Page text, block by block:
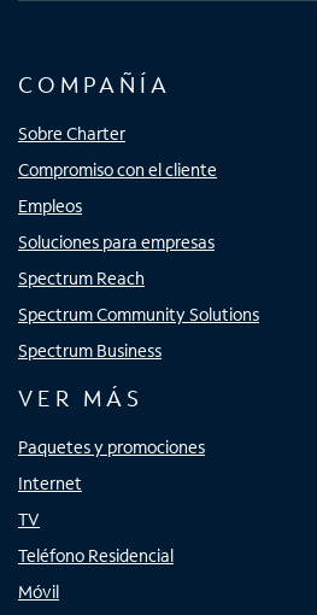
COMPAÑÍA
Sobre Charter
Compromiso con el cliente
Empleos
Soluciones para empresas
Spectrum Reach
Spectrum Community Solutions
Spectrum Business
VER MÁS
Paquetes y promociones
Internet
TV
Teléfono Residencial
Móvil